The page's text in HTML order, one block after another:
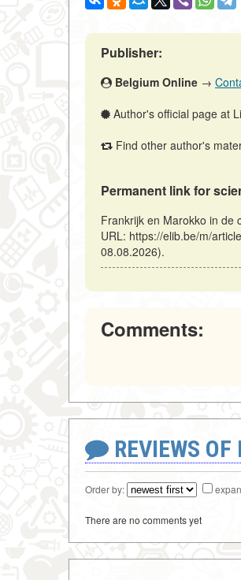
Publisher:
Belgium Online →
Author's official page at
Find other author's
Permanent link for
Frankrijk en Marokko in de
URL: https://elib.be/m/
08.08.2026).
Comments:
REVIEWS
Order by:
There are no comments yet